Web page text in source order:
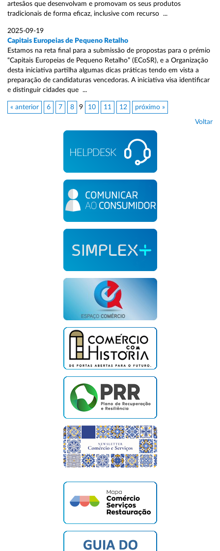
artesãos que desenvolvam e promovam os seus produtos
tradicionais de forma eficaz, inclusive com recurso ...
2025-09-19
Capitais Europeias de Pequeno Retalho
Estamos na reta final para a submissão de propostas para o prémio
“Capitais Europeias de Pequeno Retalho” (ECoSR), e a Organização
desta iniciativa partilha algumas dicas práticas tendo em vista a
preparação de candidaturas vencedoras. A iniciativa visa identificar
e distinguir cidades que ...
« anterior 6 7 8 9 10 11 12 próximo »
Voltar